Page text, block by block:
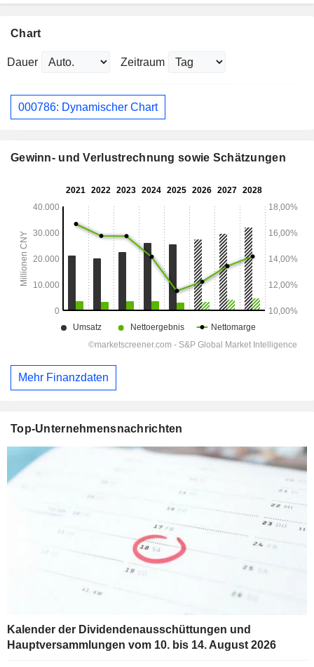
Chart
Dauer Zeitraum
000786: Dynamischer Chart
Gewinn- und Verlustrechnung sowie Schätzungen
Mehr Finanzdaten
Top-Unternehmensnachrichten
Kalender der Dividendenausschüttungen und
Hauptversammlungen vom 10. bis 14. August 2026